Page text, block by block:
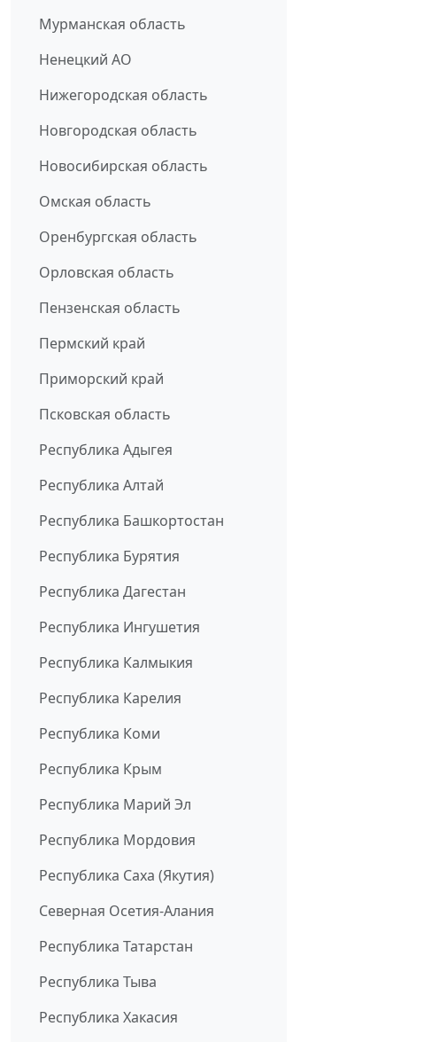
Мурманская область
Ненецкий АО
Нижегородская область
Новгородская область
Новосибирская область
Омская область
Оренбургская область
Орловская область
Пензенская область
Пермский край
Приморский край
Псковская область
Республика Адыгея
Республика Алтай
Республика Башкортостан
Республика Бурятия
Республика Дагестан
Республика Ингушетия
Республика Калмыкия
Республика Карелия
Республика Коми
Республика Крым
Республика Марий Эл
Республика Мордовия
Республика Саха (Якутия)
Северная Осетия-Алания
Республика Татарстан
Республика Тыва
Республика Хакасия